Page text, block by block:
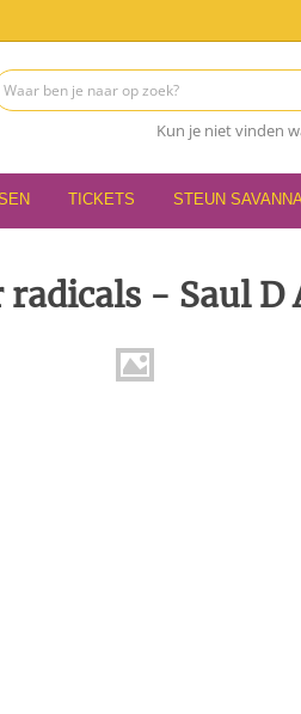
Kun je niet vinden
TICKETS STEUN
radicals - Saul D